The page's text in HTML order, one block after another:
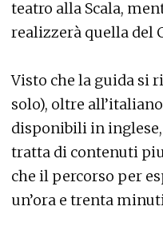
teatro alla Scala,
realizzerà quella del
Visto che la guida si
solo), oltre
disponibili in inglese,
tratta di contenuti
che il percorso per
un’ora e trenta